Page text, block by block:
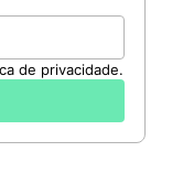
de privacidade.